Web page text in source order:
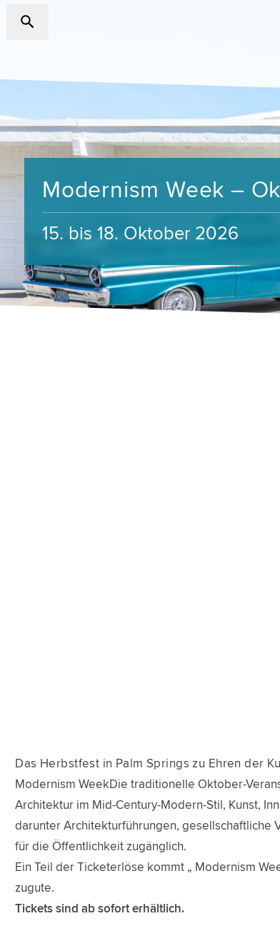
Modernism Week –
15. bis 18. Oktober 2026
Das Herbstfest in Palm Springs zu Ehren der
Modernism WeekDie traditionelle Oktober-
Architektur im Mid-Century-Modern-Stil, Kunst,
darunter Architekturführungen, gesellschaftliche
für die Öffentlichkeit zugänglich.
Ein Teil der Ticketerlöse kommt „ Modernism
zugute.
Tickets sind ab sofort erhältlich.